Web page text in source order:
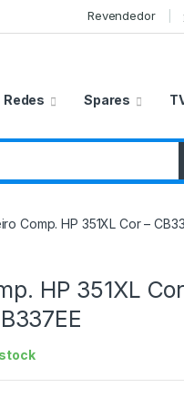
Revendedor
Redes Spares
Comp. HP 351XL Cor –
HP 351XL